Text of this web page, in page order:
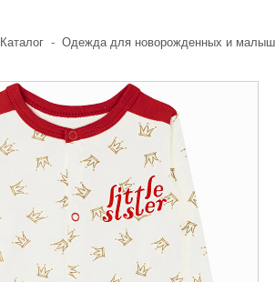
Каталог - Одежда для новорожденных и